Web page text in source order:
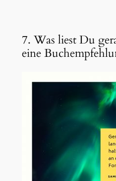
7. Was liest Du
eine